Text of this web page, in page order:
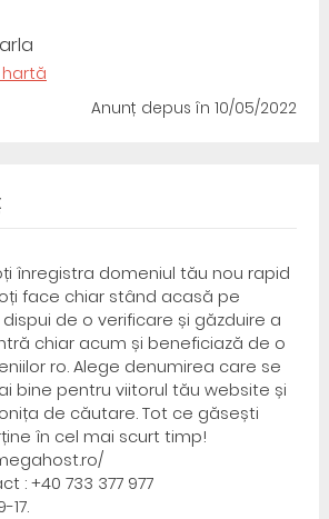
Anunț depusîn 10/05/2022
înregistra domeniul tău nou rapid
face chiar stând acasă pe
de o verificare și găzduire a
chiar acum și beneficiază de o
ro. Alege denumirea care se
bine pentru viitorul tău website și
de căutare. Tot ce găsești
în cel mai scurt timp!
: +40 733 377 977
17.